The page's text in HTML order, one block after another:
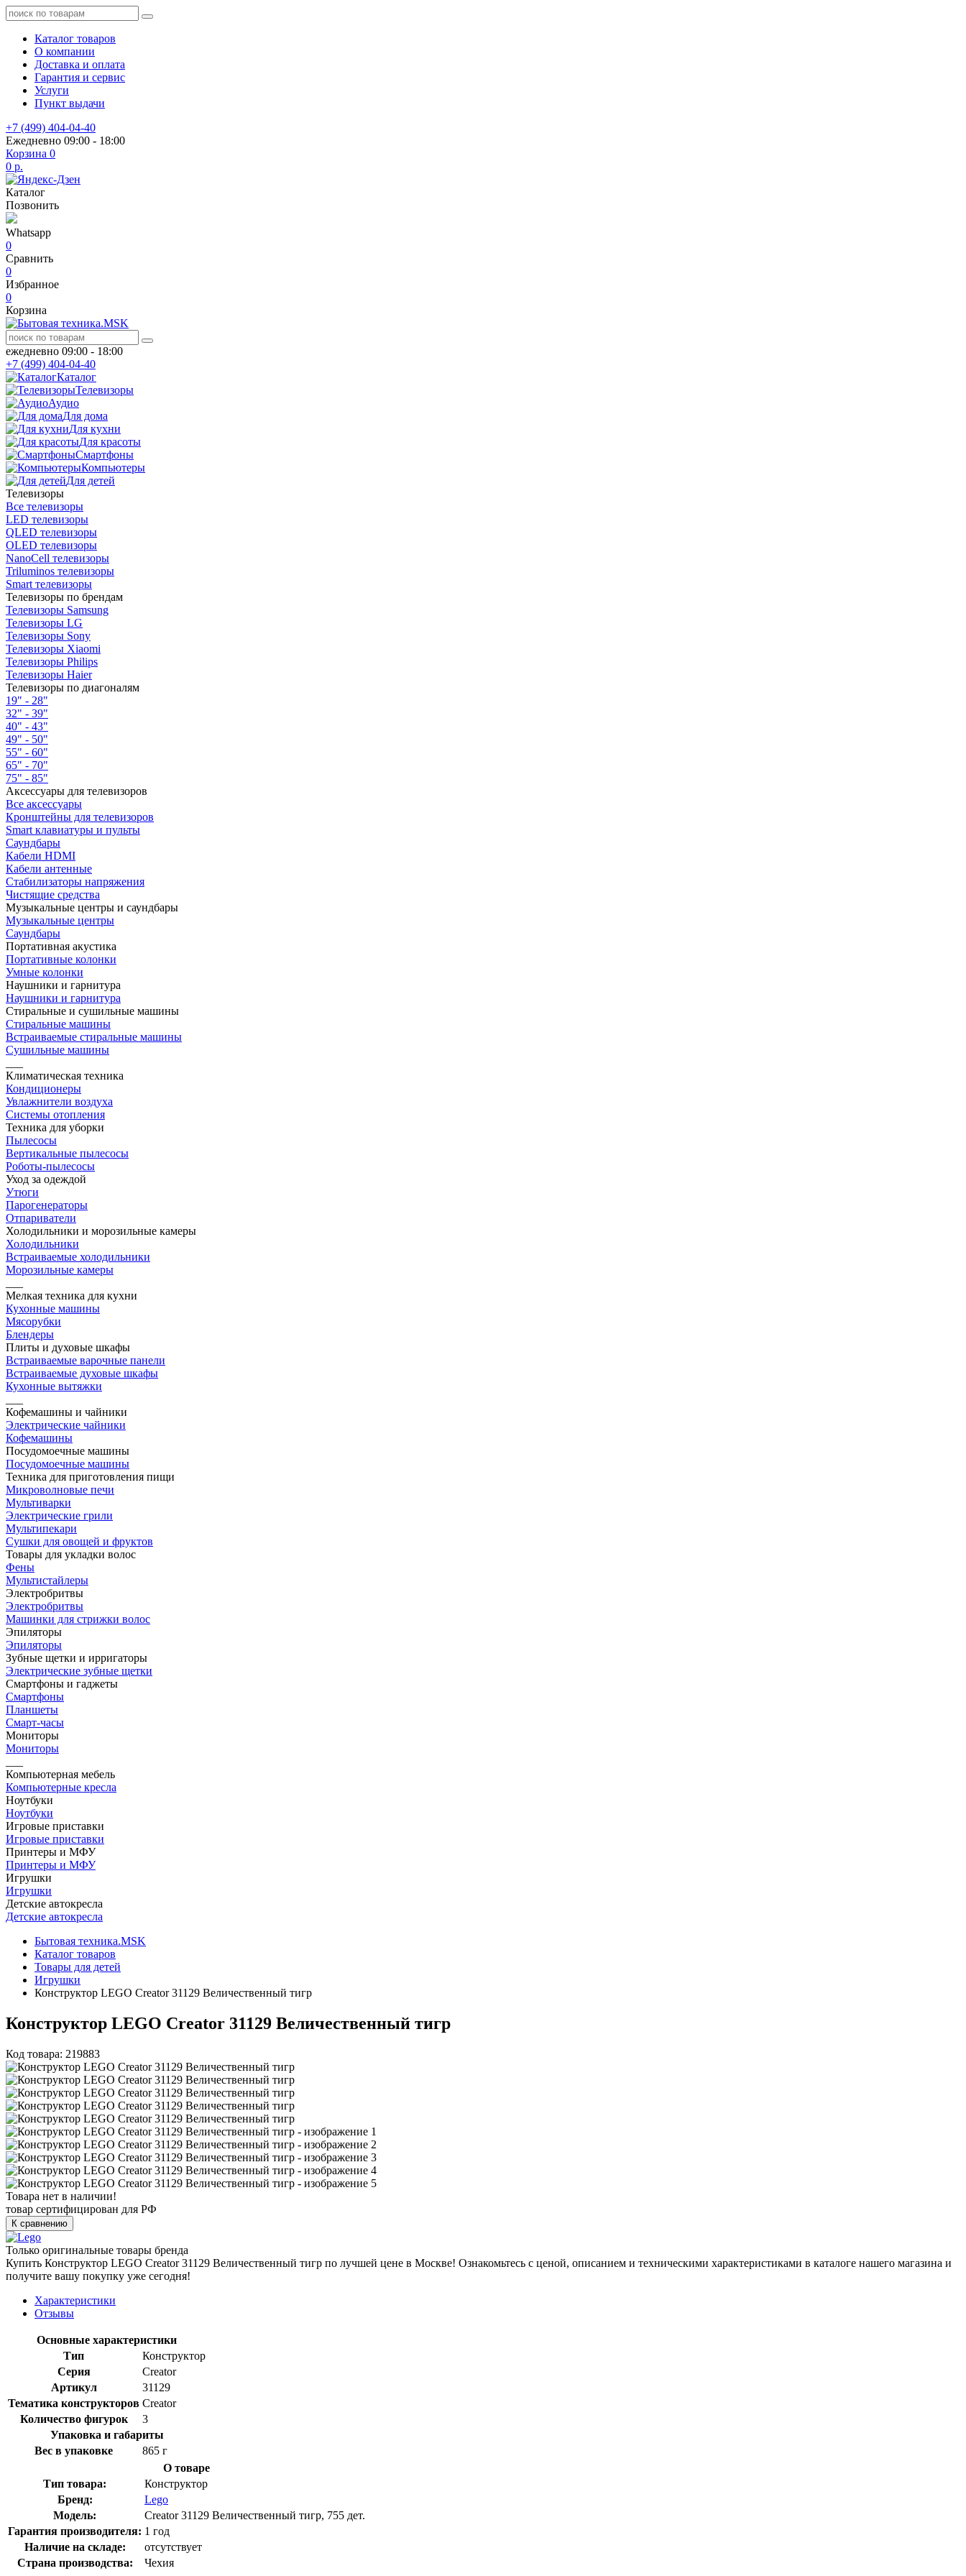
Каталог товаров
О компании
Доставка и оплата
Гарантия и сервис
Услуги
Пункт выдачи
+7 (499) 404-04-40
Ежедневно 09:00 - 18:00
Корзина 0
0 р.
Каталог
Позвонить
Whatsapp
0
Сравнить
0
Избранное
0
Корзина
ежедневно 09:00 - 18:00
+7 (499) 404-04-40
Каталог
Телевизоры
Аудио
Для дома
Для кухни
Для красоты
Смартфоны
Компьютеры
Для детей
Телевизоры
Все телевизоры
LED телевизоры
QLED телевизоры
OLED телевизоры
NanoCell телевизоры
Triluminos телевизоры
Smart телевизоры
Телевизоры по брендам
Телевизоры Samsung
Телевизоры LG
Телевизоры Sony
Телевизоры Xiaomi
Телевизоры Philips
Телевизоры Haier
Телевизоры по диагоналям
19" - 28"
32" - 39"
40" - 43"
49" - 50"
55" - 60"
65" - 70"
75" - 85"
Аксессуары для телевизоров
Все аксессуары
Кронштейны для телевизоров
Smart клавиатуры и пульты
Саундбары
Кабели HDMI
Кабели антенные
Стабилизаторы напряжения
Чистящие средства
Музыкальные центры и саундбары
Музыкальные центры
Саундбары
Портативная акустика
Портативные колонки
Умные колонки
Наушники и гарнитура
Наушники и гарнитура
Стиральные и сушильные машины
Стиральные машины
Встраиваемые стиральные машины
Сушильные машины
Климатическая техника
Кондиционеры
Увлажнители воздуха
Системы отопления
Техника для уборки
Пылесосы
Вертикальные пылесосы
Роботы-пылесосы
Уход за одеждой
Утюги
Парогенераторы
Отпариватели
Холодильники и морозильные камеры
Холодильники
Встраиваемые холодильники
Морозильные камеры
Мелкая техника для кухни
Кухонные машины
Мясорубки
Блендеры
Плиты и духовые шкафы
Встраиваемые варочные панели
Встраиваемые духовые шкафы
Кухонные вытяжки
Кофемашины и чайники
Электрические чайники
Кофемашины
Посудомоечные машины
Посудомоечные машины
Техника для приготовления пищи
Микроволновые печи
Мультиварки
Электрические грили
Мультипекари
Сушки для овощей и фруктов
Товары для укладки волос
Фены
Мультистайлеры
Электробритвы
Электробритвы
Машинки для стрижки волос
Эпиляторы
Эпиляторы
Зубные щетки и ирригаторы
Электрические зубные щетки
Смартфоны и гаджеты
Смартфоны
Планшеты
Смарт-часы
Мониторы
Мониторы
Компьютерная мебель
Компьютерные кресла
Ноутбуки
Ноутбуки
Игровые приставки
Игровые приставки
Принтеры и МФУ
Принтеры и МФУ
Игрушки
Игрушки
Детские автокресла
Детские автокресла
Бытовая техника.MSK
Каталог товаров
Товары для детей
Игрушки
Конструктор LEGO Creator 31129 Величественный тигр
Конструктор LEGO Creator 31129 Величественный тигр
Код товара: 219883
Товара нет в наличии!
товар сертифицирован для РФ
К сравнению
Только оригинальные товары бренда
Купить Конструктор LEGO Creator 31129 Величественный тигр по лучшей цене в Москве! Ознакомьтесь с ценой, описанием и техническими характеристиками в каталоге нашего магазина и
получите вашу покупку уже сегодня!
Характеристики
Отзывы
Основные характеристики
Тип
Конструктор
Серия
Creator
Артикул
31129
Тематика конструкторов Creator
Количество фигурок
3
Упаковка и габариты
Вес в упаковке
865 г
О товаре
Тип товара:
Конструктор
Бренд:
Lego
Модель:
Creator 31129 Величественный тигр, 755 дет.
Гарантия производителя: 1 год
Наличие на складе:
отсутствует
Страна производства:
Чехия